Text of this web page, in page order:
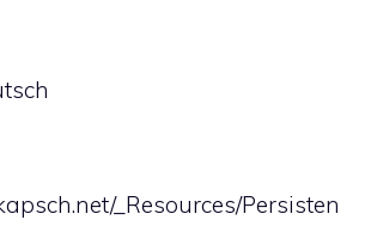
_Resources/Persisten